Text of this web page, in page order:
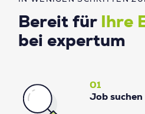
Bereit für
Ihre
bei expertum
01
Job suchen